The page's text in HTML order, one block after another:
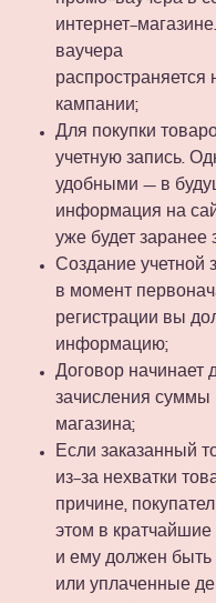
интернет-
ваучера
кампании;
Для покупки
учетную запись.
удобными — в
информация на
уже будет заранее
Создание учетной
в момент
регистрации вы
информацию;
Договор начинает
зачисления суммы
магазина;
Если заказанный
из-за нехватки
причине,
этом в кратчайшие
и ему должен
или уплаченные